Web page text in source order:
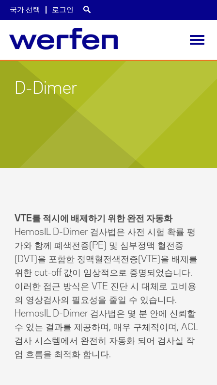
국가 선택 로그인
D-Dimer
VTE를 적시에 배제하기 위한 완전 자동화
HemosIL D-Dimer 검사법은 사전 시험 확률 평
가와 함께 폐색전증(PE) 및 심부정맥 혈전증
(DVT)을 포함한 정맥혈전색전증(VTE)을 배제를
위한 cut-off 값이 임상적으로 증명되었습니다.
이러한 접근 방식은 VTE 진단 시 대체로 고비용
의 영상검사의 필요성을 줄일 수 있습니다.
HemosIL D-Dimer 검사법은 몇 분 안에 신뢰할
수 있는 결과를 제공하며, 매우 구체적이며, ACL
검사 시스템에서 완전히 자동화 되어 검사실 작
업 흐름을 최적화 합니다.